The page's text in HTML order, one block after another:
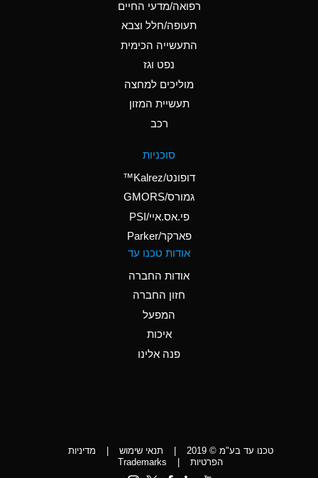
Ammonium Hydroxide
A
Ammonium Nitrate
Ammonium Nitrite
Ammonium Persulfate
Ammonium Phosphate
A
Ammonium Sulfate
*
Amyl Acetate (Banana
Aniline
D
רפואה/מדעי החיים
תעופה/חלל וצבא
התעשייה הכימית
נפט וגז
מוליכים למחצה
תעשיית המזון
רכב
סוכניות
דופונט/Kalrez™
גמורס/GMORS
פי.אס.איי/PSI
פארקר/Parker
אודות טכנו עד
אודות החברה
חזון החברה
המפעל
איכות
פנה אלינו
טכנו עד בע"מ © 2019 | תנאי שימוש |
מדיניות
הפרטיות
|
Trademarks